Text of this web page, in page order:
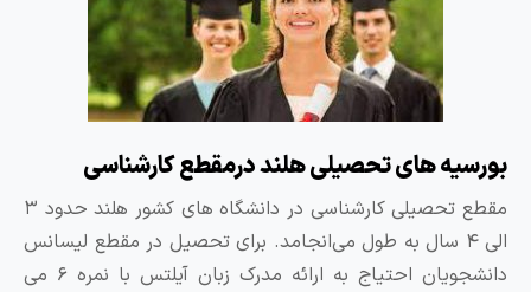
های تحصیلی هلند درمقطع کارشناسی
مقطع تحصیلی کارشناسی در دانشگاه های کشور هلند حدود ۳
الی ۴ سال به طول می‌انجامد. برای تحصیل در مقطع لیسانس
دانشجویان احتیاج به ارائه مدرک زبان آیلتس با نمره ۶ می